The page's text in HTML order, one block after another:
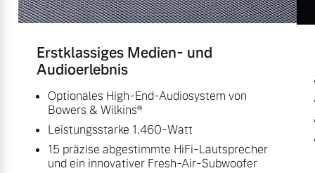
Erstklassiges Medien- und
Audioerlebnis
Optionales High-End-Audiosystem von
Bowers & Wilkins®
Leistungsstarke 1.460-Watt
15 präzise abgestimmte HiFi-Lautsprecher
und ein innovativer Fresh-Air-Subwoofer